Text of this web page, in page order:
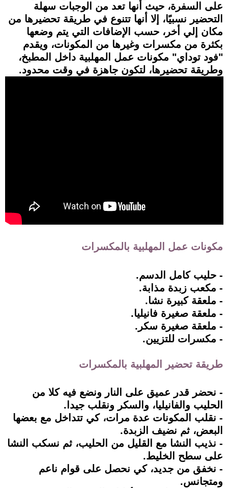
على السفرة، حيث أنها تعد من الوجبات سهلة
التحضير نسبيًا، إلا أنها تتنوع في طريقة تحضيرها من
مكان إلي أخر، حسب الإضافات التي يتم وضعها
بكثرة من مكسرات وغيرها من المكونات، ويقدم
"فود توداي" مكونات عمل المهلبية داخل المطبخ،
وطريقة تحضيرها، لتكون جاهزة في وقت محدود.
مكونات عمل المهلبية بالمكسرات
- حليب كامل الدسم.
- مكعب زبدة مذابة.
- ملعقة كبيرة نشا.
- ملعقة صغيرة فانيليا.
- ملعقة صغيرة سكر.
- مكسرات للتزيين.
طريقة تحضير المهلبية بالمكسرات
- نحضر قدر عميق على النار ونضع فيه كلا من
الحليب والفانيليا، والسكر ونقلب جيدا.
- نقلب المكونات عدة مرات، كي تتداخل مع بعضها
البعض، ثم نضيف الزبدة.
- نذيب النشا مع القليل من الحليب، ثم نسكب النشا
على سطح الخليط.
- نخفق من جديد، كي نحصل على قوام ناعم
ومتجانس.